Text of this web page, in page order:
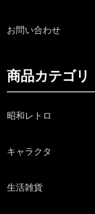
お問い合わせ
商品カテゴリ
昭和レトロ
キャラクタ
生活雑貨